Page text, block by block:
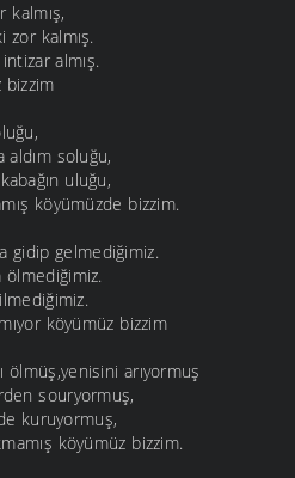
kalmış,
zor kalmış.
almış.
bizzim
soluğu,
uluğu,
köyümüzde bizzim.
gidip gelmediğimiz.
ölmediğimiz.
köyümüz bizzim
ölmüş,yenisini arıyormuş
souryormuş,
kuruyormuş,
köyümüz bizzim.